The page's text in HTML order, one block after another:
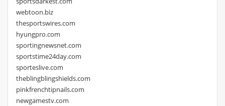
webtoon.biz
thesportswires.com
hyungpro.com
sportingnewsnet.com
sportstime24day.com
sporteslive.com
theblingblingshields.com
pinkfrenchtipnails.com
newgamestv.com